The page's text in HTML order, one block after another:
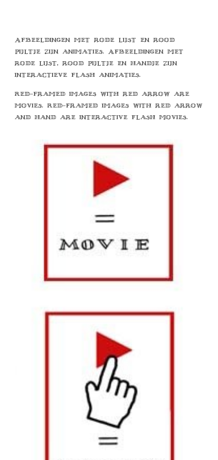
Afbeeldingen met rode lijst en rood
pijltje zijn animaties. Afbeeldingen met
rode lijst, rood pijltje en handje zijn
interactieve flash animaties.
Red-framed images with red arrow are
movies. Red-framed images with red arrow
and hand are interactive flash movies.